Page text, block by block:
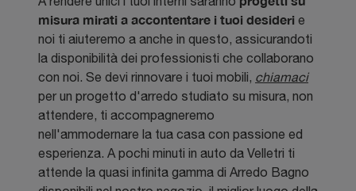
misura mirati a accontentare i tuoi desideri e
noi ti aiuteremo a anche in questo, assicurandoti
la disponibilità dei professionisti che collaborano
con noi. Se devi rinnovare i tuoi mobili, chiamaci
per un progetto d'arredo studiato su misura, non
attendere, ti accompagneremo
nell'ammodernare la tua casa con passione ed
esperienza. A pochi minuti in auto da Velletri ti
attende la quasi infinita gamma di Arredo Bagno